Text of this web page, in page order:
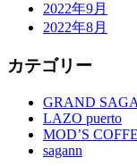
2022年9月
2022年8月
カテゴリー
GRAND
LAZO puerto
MOD’S
sagann